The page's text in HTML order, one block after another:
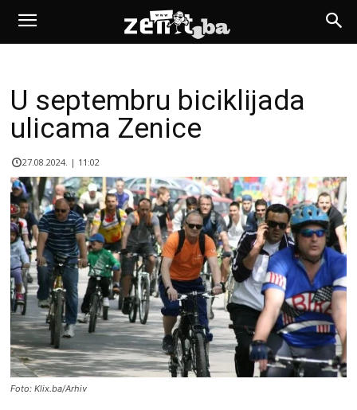
U septembru biciklijada
ulicama Zenice
27.08.2024. | 11:02
Foto: Klix.ba/Arhiv